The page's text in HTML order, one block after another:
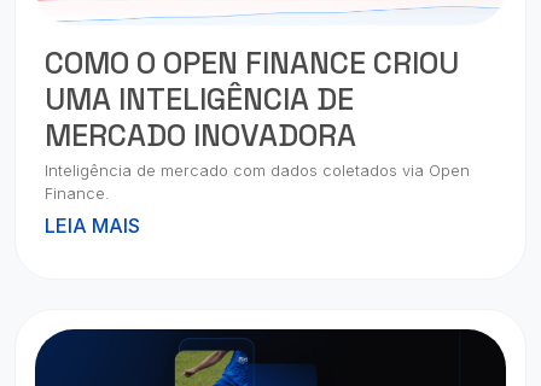
COMO O OPEN FINANCE CRIOU
UMA INTELIGÊNCIA DE
MERCADO INOVADORA
Inteligência de mercado com dados coletados via Open
Finance.
LEIA MAIS